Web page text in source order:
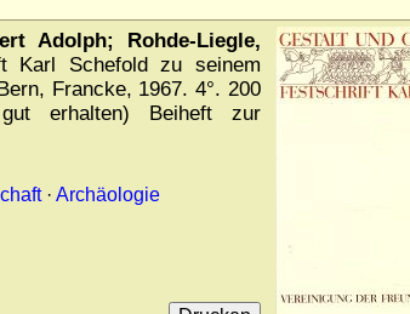
Adolph; Rohde-Liegle,
Karl Schefold zu seinem
Francke, 1967. 4°. 200
erhalten) Beiheft zur
· Archäologie